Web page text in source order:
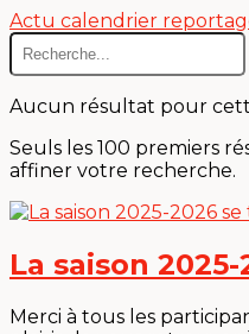
Actu calendrier
Aucun résultat pour
Seuls les 100 premiers
affiner votre recherche.
La saison
Merci à tous les